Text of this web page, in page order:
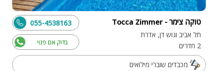
טוקה צימר - Tocca Zimmer
תל אביב וגוש דן, אדרת
2 חדרים
בדוק אם פנוי
055-4538163
מכבדים שוברי מילואים